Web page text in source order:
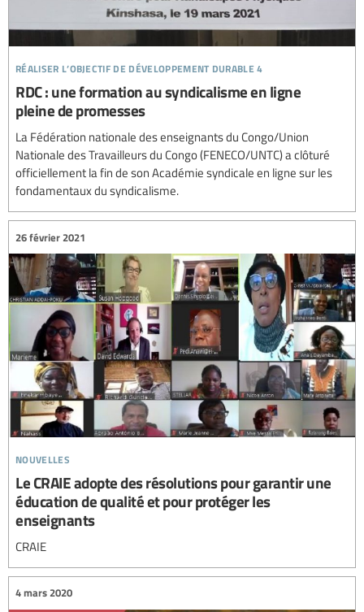
réaliser l’objectif de développement durable 4
RDC : une formation au syndicalisme en ligne
pleine de promesses
La Fédération nationale des enseignants du Congo/Union
Nationale des Travailleurs du Congo (FENECO/UNTC) a clôturé
officiellement la fin de son Académie syndicale en ligne sur les
fondamentaux du syndicalisme.
nouvelles
26 février 2021
Le CRAIE adopte des résolutions pour garantir une
éducation de qualité et pour protéger les
enseignants
CRAIE
4 mars 2020